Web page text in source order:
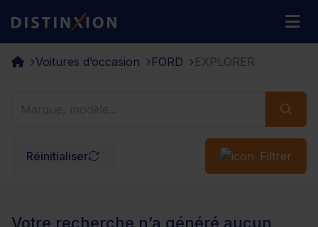
Distinxion
Voitures d’occasion FORD EXPLORER
Réinitialiser Filtrer
Votre recherche n’a généré aucun